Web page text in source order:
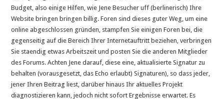
Budget, also einige Hilfen, wie Jene Besucher uff (berlinerisch) Ihre
Website bringen bringen billig. Foren sind dieses guter Weg, um eine
online abgeschlossen gründen, stampfen Sie einigen Foren bei, die
gegenseitig auf die Bereich Ihrer Internetauftritt beziehen, verbringen
Sie staendig etwas Arbeitszeit und posten Sie die anderen Mitglieder
des Forums. Achten Jene darauf, diese eine, aktualisierte Signatur zu
behalten (vorausgesetzt, das Echo erlaubt) Signaturen), so dass jeder,
jener Ihren Beitrag liest, darüber hinaus Ihr aktuelles Projekt
diagnostizieren kann, jedoch nicht sofort Ergebnisse erwartet. Es